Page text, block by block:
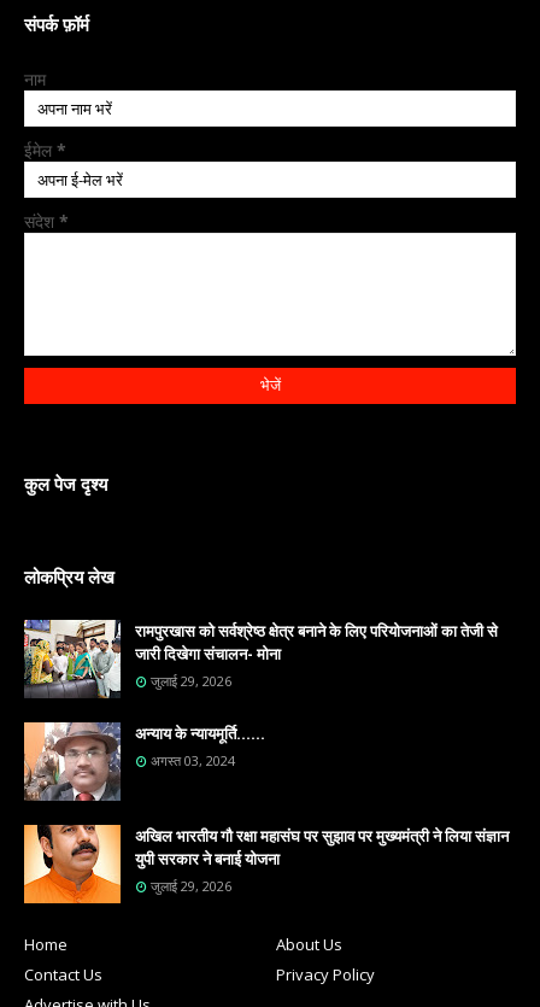
संपर्क फ़ॉर्म
नाम
ईमेल *
संदेश *
कुल पेज दृश्य
लोकप्रिय लेख
रामपुरखास को सर्वश्रेष्ठ क्षेत्र बनाने के लिए परियोजनाओं का तेजी से
जारी दिखेगा संचालन- मोना
जुलाई 29, 2026
अन्याय के न्यायमूर्ति......
अगस्त 03, 2024
अखिल भारतीय गौ रक्षा महासंघ पर सुझाव पर मुख्यमंत्री ने लिया संज्ञान
युपी सरकार ने बनाई योजना
जुलाई 29, 2026
Home
About Us
Contact Us
Privacy Policy